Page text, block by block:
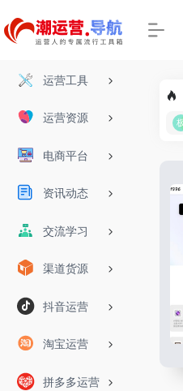
运营工具
运营资源
电商平台
资讯动态
交流学习
渠道货源
抖音运营
淘宝运营
拼多多运营